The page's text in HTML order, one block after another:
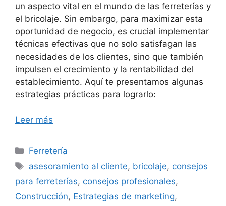
un aspecto vital en el mundo de las ferreterías y
el bricolaje. Sin embargo, para maximizar esta
oportunidad de negocio, es crucial implementar
técnicas efectivas que no solo satisfagan las
necesidades de los clientes, sino que también
impulsen el crecimiento y la rentabilidad del
establecimiento. Aquí te presentamos algunas
estrategias prácticas para lograrlo:
Leer más
Categorías
Ferretería
Etiquetas
asesoramiento al cliente, bricolaje, consejos
para ferreterías, consejos profesionales,
Construcción, Estrategias de marketing,